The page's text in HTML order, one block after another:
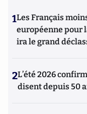
1Les Français
européenne pour
ira le grand
2L’été 2026
disent depuis 50